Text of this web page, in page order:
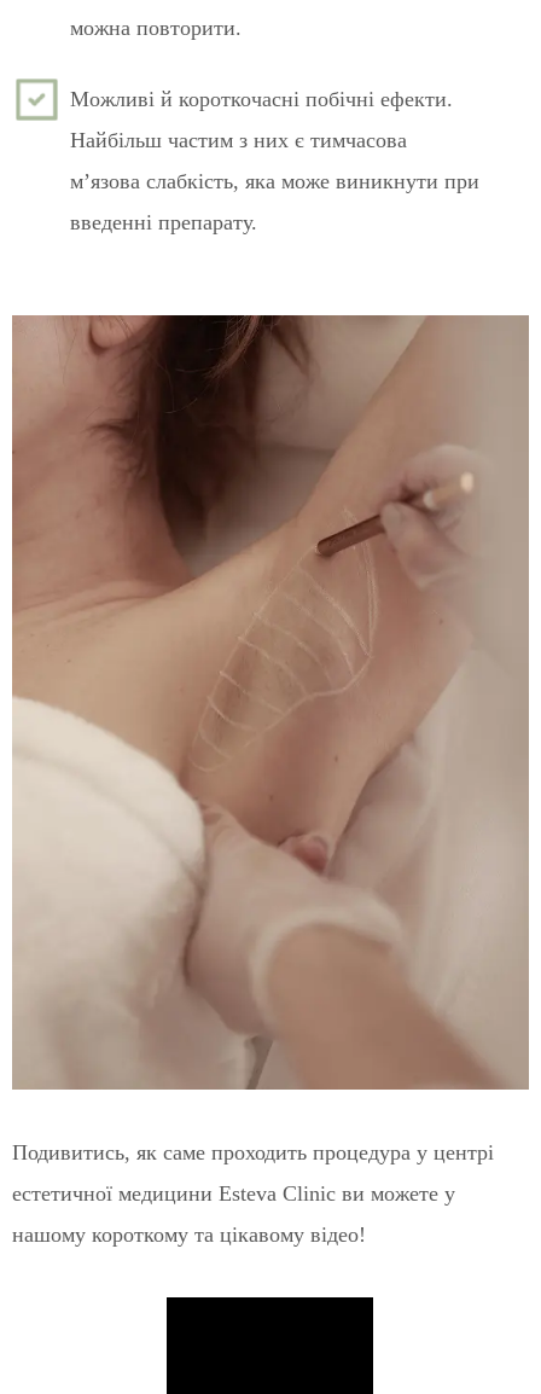
можна повторити.
Можливі й короткочасні побічні ефекти.
Найбільш частим з них є тимчасова
м’язова слабкість, яка може виникнути при
введенні препарату.
Подивитись, як саме проходить процедура у центрі
естетичної медицини Esteva Clinic ви можете у
нашому короткому та цікавому відео!